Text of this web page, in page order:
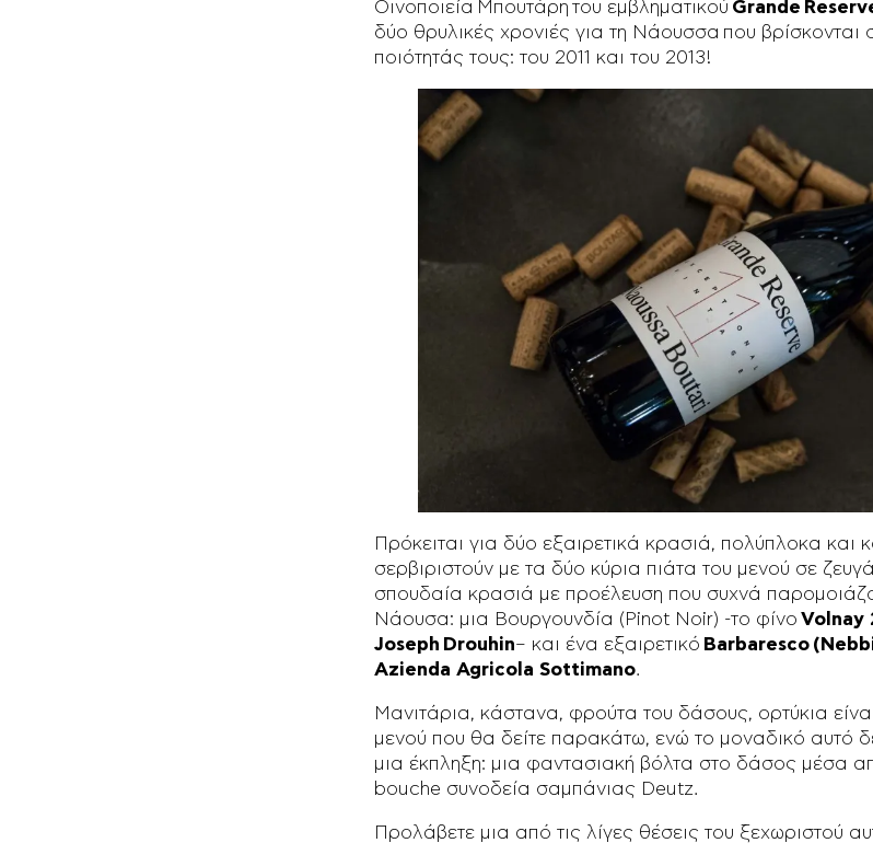
Οινοποιεία Μπουτάρη του εμβληματικού Grande
δύο θρυλικές χρονιές για τη Νάουσσα που βρίσκονται
ποιότητάς τους: του 2011 και του 2013!
Πρόκειται για δύο εξαιρετικά κρασιά, πολύπλοκα και
σερβιριστούν με τα δύο κύρια πιάτα του μενού σε
σπουδαία κρασιά με προέλευση που συχνά
Νάουσα: μια Βουργουνδία (Pinot Noir) -το φίνο Volnay
Joseph Drouhin– και ένα εξαιρετικό Barbaresco
Azienda Agricola Sottimano.
Μανιτάρια, κάστανα, φρούτα του δάσους, ορτύκια
μενού που θα δείτε παρακάτω, ενώ το μοναδικό αυτό
μια έκπληξη: μια φαντασιακή βόλτα στο δάσος μέσα
bouche συνοδεία σαμπάνιας Deutz.
Προλάβετε μια από τις λίγες θέσεις του ξεχωριστού